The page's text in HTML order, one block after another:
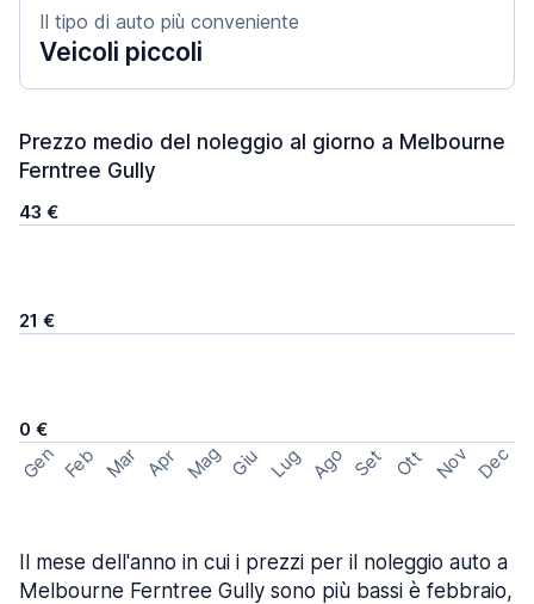
Il tipo di auto più conveniente
Veicoli piccoli
Prezzo medio del noleggio al giorno a Melbourne
Ferntree Gully
43 €
21 €
0 €
Gen Feb Mar Apr Mag Giu Lug Ago Set Ott Nov Dec
Il mese dell'anno in cui i prezzi per il noleggio auto a
Melbourne Ferntree Gully sono più bassi è febbraio,